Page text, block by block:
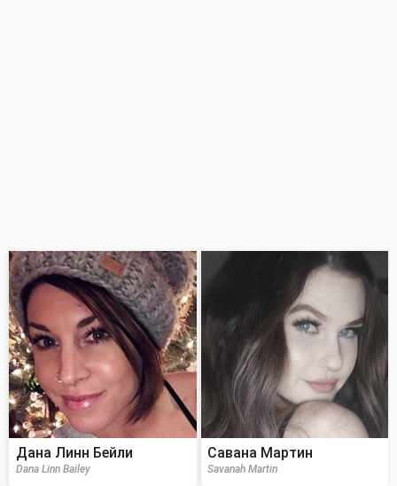
Дана Линн Бейли
Dana Linn Bailey
Савана Мартин
Savanah Martin